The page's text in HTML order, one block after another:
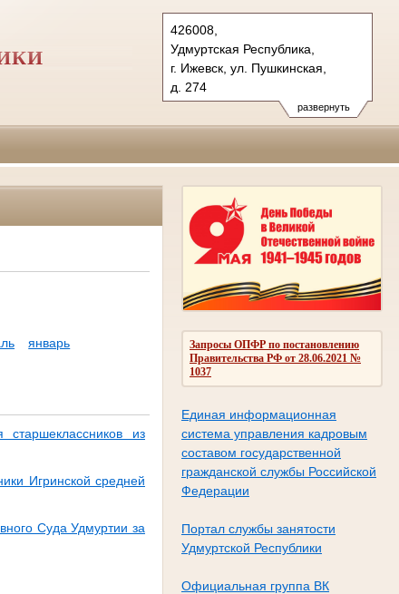
развернуть
426008,
Удмуртская Республика,
г. Ижевск, ул. Пушкинская,
д. 274
Тел.: (3412) 66-08-15, 60-01-10
vs.udm@sudrf.ru
Запросы ОПФР по постановлению
Правительства РФ от 28.06.2021 №
1037
Единая информационная
система управления кадровым
составом государственной
гражданской службы Российской
Федерации
Портал службы занятости
Удмуртской Республики
Официальная группа ВК
январь
из
Игринской средней
Суда Удмуртии за